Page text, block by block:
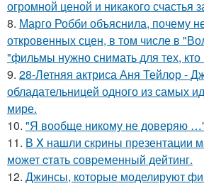
огромной ценой и никакого счастья
8. Марго Робби объяснила, почему
откровенных сцен, в том числе в
"фильмы нужно снимать для тех, кто
9. 28-Летняя актриса Аня Тейлор -
обладательницей одного из самых
мире.
10. "Я вообще никому не доверяю
11. В X нашли скрины презентации
может cтaть совpеменный дейтинг.
12. Джинсы, которые моделируют